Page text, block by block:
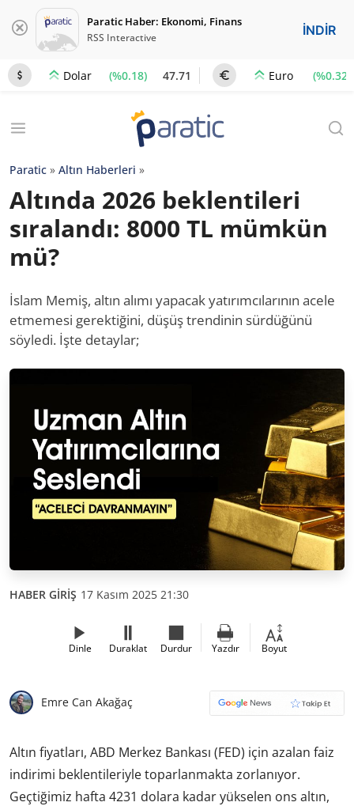
Paratic Haber: Ekonomi, Finans
RSS Interactive İNDİR
Dolar (%0.18) 47.71 Euro (%0.32)
Paratic » Altın Haberleri »
Altında 2026 beklentileri
sıralandı: 8000 TL mümkün
mü?
İslam Memiş, altın alımı yapacak yatırımcılarının acele
etmemesi gerektiğini, düşüş trendinin sürdüğünü
söyledi. İşte detaylar;
HABER GİRİŞ 17 Kasım 2025 21:30
Dinle Duraklat Durdur Yazdır Boyut
Emre Can Akağaç
Altın fiyatları, ABD Merkez Bankası (FED) için azalan faiz
indirimi beklentileriyle toparlanmakta zorlanıyor.
Geçtiğimiz hafta 4231 dolara kadar yükselen ons altın,